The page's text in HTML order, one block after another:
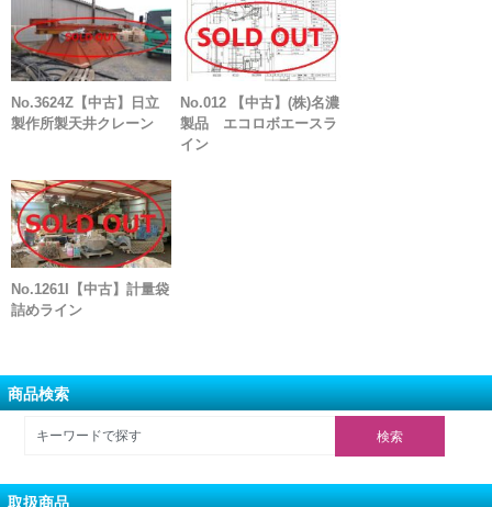
No.3624Z【中古】日立
製作所製天井クレーン
No.012 【中古】(株)名濃
製品 エコロボエースラ
イン
No.1261I【中古】計量袋
詰めライン
商品検索
取扱商品